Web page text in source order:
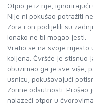
Otpio je iz nje,
Nije ni pokušao potražiti
Zora i on podijelili su
ionako ne bi mogao jesti.
Vratio se na svoje mjesto
koljena. Čvršće je stisnuo
obuzimao ga je sve više,
usnicu, pokušavajući
Zorine odsutnosti. Prošao
nalazeći otpor u